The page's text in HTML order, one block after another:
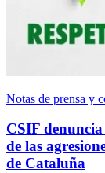
Notas de prensa y
CSIF denuncia
de las
de Cataluña